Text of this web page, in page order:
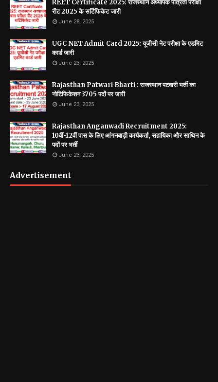
REET Certificate 2025: राजस्थान अध्यापक पात्रता परीक्षा
रीट 2025 के सर्टिफिकेट जारी
June 28, 2025
UGC NET Admit Card 2025: यूजीसी नेट परीक्षा के एडमिट
कार्ड जारी
June 23, 2025
Rajasthan Patwari Bharti : राजस्थान पटवारी भर्ती का
नोटिफिकेशन 3705 पदों पर जारी
June 23, 2025
Rajasthan Anganwadi Recruitment 2025:
10वीं-12वीं पास के लिए आंगनबाड़ी कार्यकर्ता, सहायिका और साथिन के
पदों पर भर्ती
June 23, 2025
Advertisement